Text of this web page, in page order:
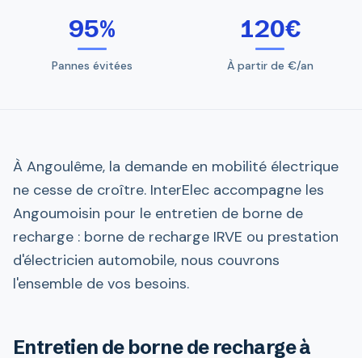
95%
Pannes évitées
120€
À partir de €/an
À Angoulême, la demande en mobilité électrique
ne cesse de croître. InterElec accompagne les
Angoumoisin pour le entretien de borne de
recharge : borne de recharge IRVE ou prestation
d'électricien automobile, nous couvrons
l'ensemble de vos besoins.
Entretien de borne de recharge à